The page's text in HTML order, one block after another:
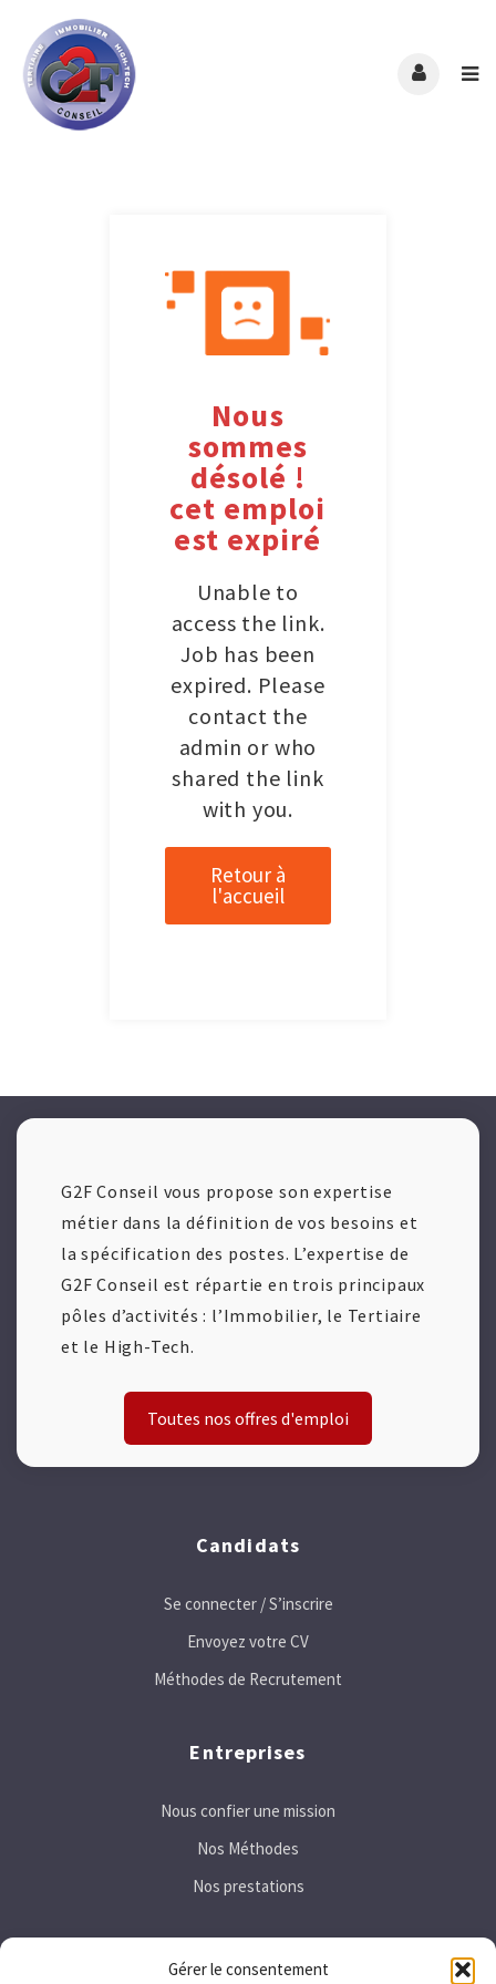
Gérer le consentement
Nous
sommes
désolé !
cet emploi
est expiré
Unable to
access the link.
Job has been
expired. Please
contact the
admin or who
shared the link
with you.
Retour à
l'accueil
G2F Conseil vous propose son expertise
métier dans la définition de vos besoins et
la spécification des postes. L’expertise de
G2F Conseil est répartie en trois principaux
pôles d’activités : l’Immobilier, le Tertiaire
et le High-Tech.
Toutes nos offres d'emploi
Candidats
Se connecter / S’inscrire
Envoyez votre CV
Méthodes de Recrutement
Entreprises
Nous confier une mission
Nos Méthodes
Nos prestations
Secteurs